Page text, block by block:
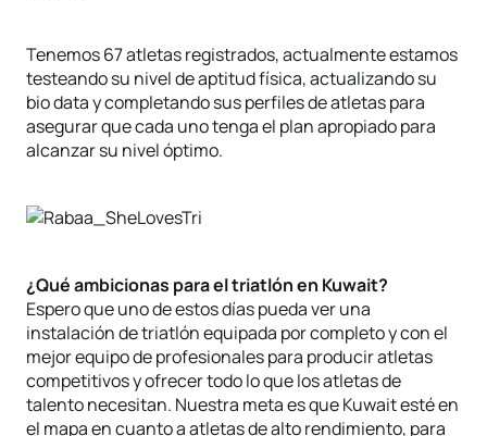
Tenemos 67 atletas registrados, actualmente estamos
testeando su nivel de aptitud física, actualizando su
bio data y completando sus perfiles de atletas para
asegurar que cada uno tenga el plan apropiado para
alcanzar su nivel óptimo.
¿Qué ambicionas para el triatlón en Kuwait?
Espero que uno de estos días pueda ver una
instalación de triatlón equipada por completo y con el
mejor equipo de profesionales para producir atletas
competitivos y ofrecer todo lo que los atletas de
talento necesitan. Nuestra meta es que Kuwait esté en
el mapa en cuanto a atletas de alto rendimiento, para